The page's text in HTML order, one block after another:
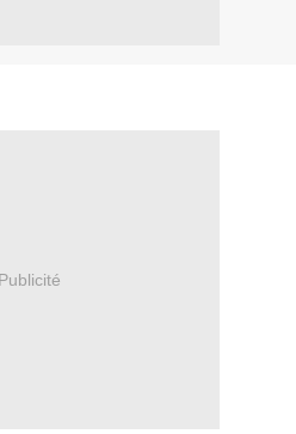
Publicité